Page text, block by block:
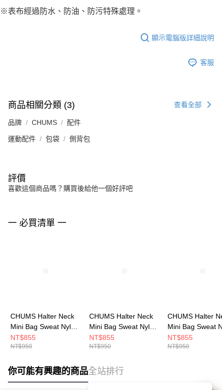
※表布經過防水、防油、防污特殊處理。
顯示電腦版詳細說明
客服
商品相關分類 (3) 查看全部
品牌 CHUMS 配件
運動配件 包袋 側背包
評價
喜歡這個商品嗎？購買後給他一個好評吧
一 必買清單 一
CHUMS Halter Neck
Mini Bag Sweat Nylon
隨身肩背包
CH603878K018
NT$855
NT$950
CHUMS Halter Neck
Mini Bag Sweat Nylon
隨身肩背包
CH603878Z356
NT$855
NT$950
CHUMS Halter
Mini Bag Sweat
隨身肩背包
CH603878N016
NT$855
NT$950
你可能有興趣的商品全站排行